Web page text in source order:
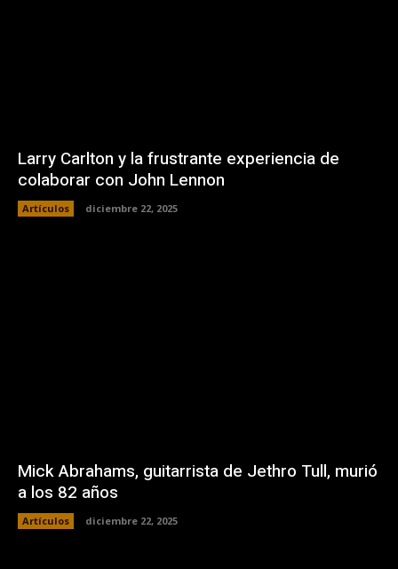
Larry Carlton y la frustrante experiencia de
colaborar con John Lennon
Artículos diciembre 22, 2025
Mick Abrahams, guitarrista de Jethro Tull, murió
a los 82 años
Artículos diciembre 22, 2025